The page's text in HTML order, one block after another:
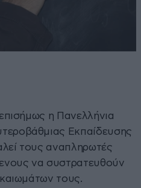
η Πανελλήνια
Εκπαίδευσης
τους αναπληρωτές
να συστρατευθούν
τους.